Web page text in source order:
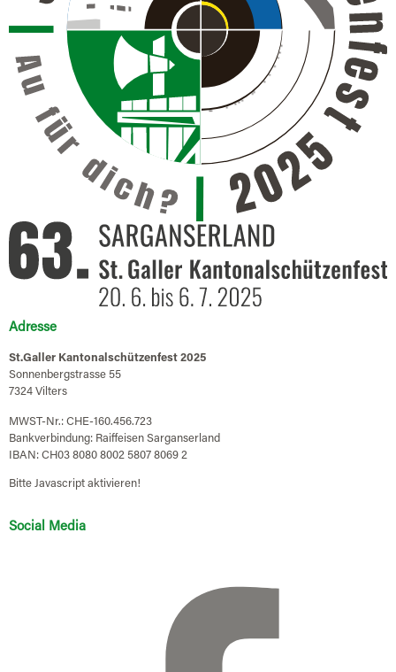
Adresse
St.Galler Kantonalschützenfest 2025
Sonnenbergstrasse 55
7324 Vilters
MWST-Nr.: CHE-160.456.723
Bankverbindung: Raiffeisen Sarganserland
IBAN: CH03 8080 8002 5807 8069 2
Bitte Javascript aktivieren!
Social Media